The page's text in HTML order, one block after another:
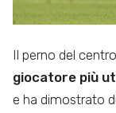
Il perno del
giocatore più
e ha dimostrato